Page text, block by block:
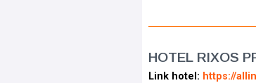
HOTEL RIXOS
Link hotel: https://